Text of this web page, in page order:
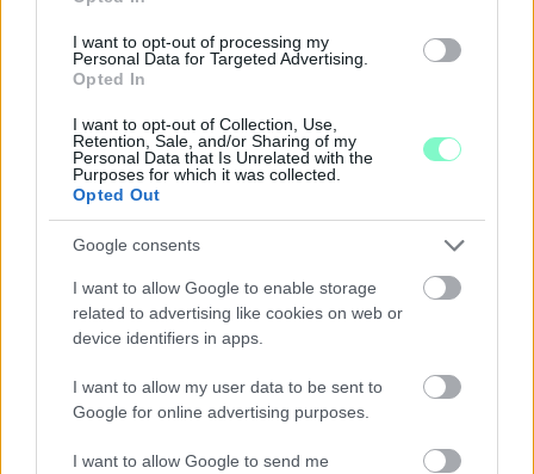
I want to opt-out of processing my
Personal Data for Targeted Advertising.
Opted In
I want to opt-out of Collection, Use,
Retention, Sale, and/or Sharing of my
Personal Data that Is Unrelated with the
Purposes for which it was collected.
Opted Out
Google consents
I want to allow Google to enable storage
related to advertising like cookies on web or
device identifiers in apps.
I want to allow my user data to be sent to
Google for online advertising purposes.
I want to allow Google to send me
A BAROKK ÖSSZES ÁRNYALATA ÉS MÉG EGY SOR
KIVÁLÓ PROGRAM VÁR MINDENKIT EZEN A HÉTVÉGÉN
GYŐRBEN
Középpontban a hagyományőrzés, de lesz Pogány Induló és